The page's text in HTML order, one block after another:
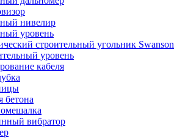
нивелир
уровень
строительный угольник Swanson
уровень
кабеля
бетона
вибратор